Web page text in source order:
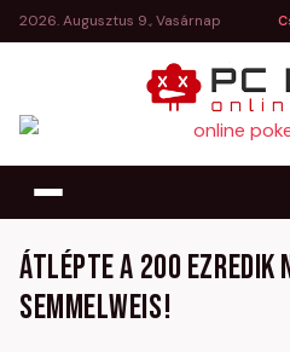
2026. Augusztus 9., Vasárnap
Átlépte a 200 ezredik
Semmelweis!